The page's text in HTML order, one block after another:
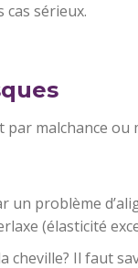
sérieux.
malchance
un problème
(élasticité
cheville? Il faut